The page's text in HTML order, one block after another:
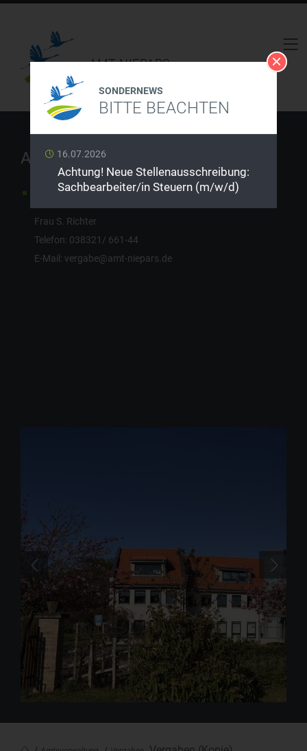
AMT NIEPARS
Ausschreibungen
Ihr Ansprechpartner im Amt
Frau S. Richter
Telefon: 038321/ 661-44
E-Mail: vergabe@amt-niepars.de
SONDERNEWS
BITTE BEACHTEN
16.07.2026
Achtung! Neue Stellenausschreibung:
Sachbearbeiter/in Steuern (m/w/d)